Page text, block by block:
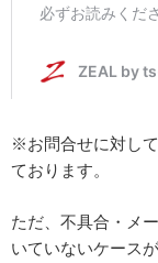
※お問合せに対し
ております。
ただ、不具合・メ
いていないケース